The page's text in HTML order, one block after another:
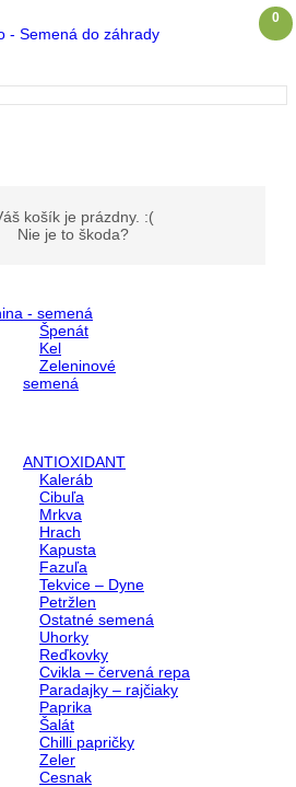
0
košík je prázdny. :(
Nie je to škoda?
- semená
Špenát
Kel
Zeleninové
semená
ANTIOXIDANT
Kaleráb
Cibuľa
Mrkva
Hrach
Kapusta
Fazuľa
Tekvice – Dyne
Petržlen
Ostatné semená
Uhorky
Reďkovky
Cvikla – červená repa
Paradajky – rajčiaky
Paprika
Šalát
Chilli papričky
Zeler
Cesnak